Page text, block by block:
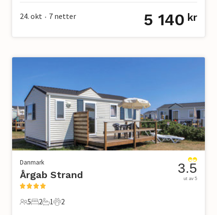
24. okt • 7 netter 5 140 kr
Danmark
Årgab Strand
5 Gjester
5
2 Soverom
2
1 Bad
1
2 Kjæledyr
2
3.5
ut av 5